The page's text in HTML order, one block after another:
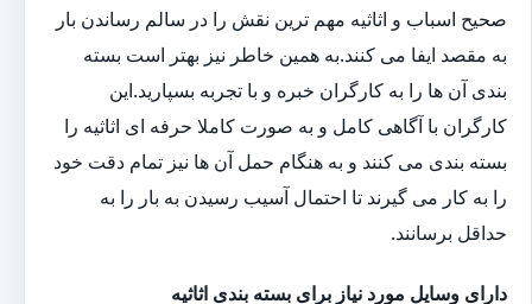
صحیح اسباب و اثاثیه مهم ترین نقش را در سالم رساندن بار
به مقصد ایفا می کنند.به همین خاطر نیز بهتر است بسته
بندی آن ها را به کارگران خبره و با تجربه بسپارید.این
کارگران با آگاهی کامل و به صورت کاملا حرفه ای اثاثیه را
بسته بندی می کنند و به هنگام حمل آن ها نیز تمام دقت خود
را به کار می گیرند تا احتمال آسیب رسیدن به بار را به
حداقل برسانند.
دارای وسایل مورد نیاز برای بسته بندی اثاثیه